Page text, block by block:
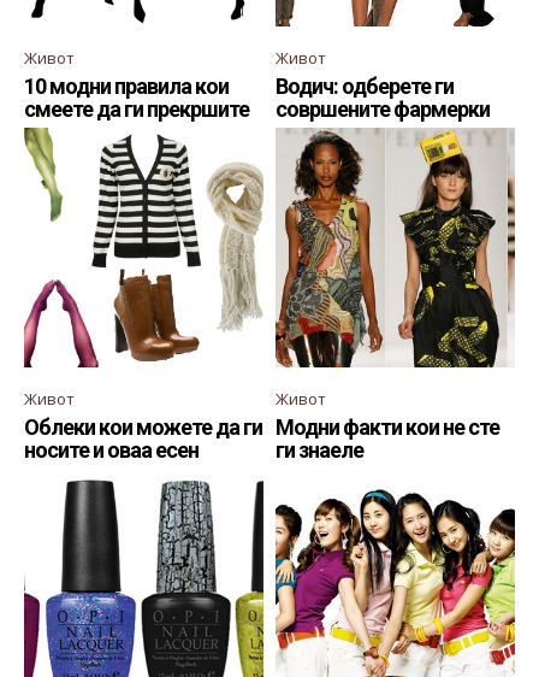
Живот
10 модни правила кои
смеете да ги прекршите
Живот
Водич: одберете ги
совршените фармерки
Живот
Облеки кои можете да ги
носите и оваа есен
Живот
Модни факти кои не сте
ги знаеле